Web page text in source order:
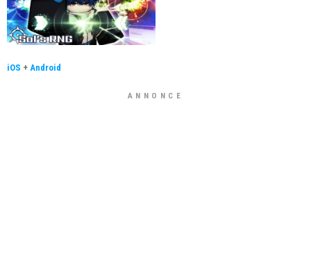
iOS + Android
ANNONCE